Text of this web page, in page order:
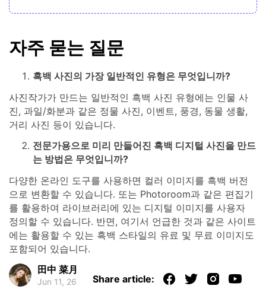
자주 묻는 질문
흑백 사진의 가장 일반적인 유형은 무엇입니까?
사진작가가 만드는 일반적인 흑백 사진 유형에는 인물 사
진, 과일/화분과 같은 정물 사진, 이벤트, 풍경, 동물 생활,
거리 사진 등이 있습니다.
전문가용으로 미리 만들어진 흑백 디지털 사진을 만드
는 방법은 무엇입니까?
다양한 온라인 도구를 사용하면 컬러 이미지를 흑백 버전
으로 변환할 수 있습니다. 또는 Photoroom과 같은 편집기
를 활용하여 라이브러리에 있는 디지털 이미지를 사용자
정의할 수 있습니다. 반면, 여기서 언급한 것과 같은 사이트
에는 활용할 수 있는 흑백 스타일의 유료 및 무료 이미지도
포함되어 있습니다.
田中 菜月
Jun 11, 26 Share article: